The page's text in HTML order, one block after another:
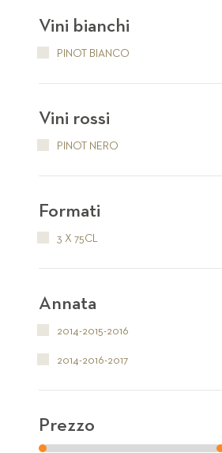
Vini bianchi
PINOT BIANCO
Vini rossi
PINOT NERO
Formati
3 X 75CL
Annata
2014-2015-2016
2014-2016-2017
Prezzo